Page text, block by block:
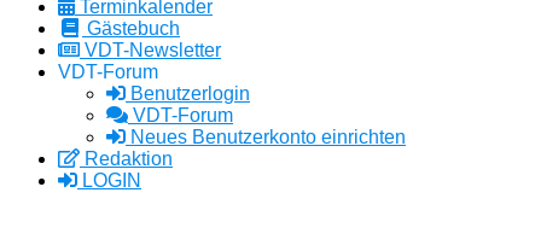
Terminkalender
Gästebuch
VDT-Newsletter
VDT-Forum
Benutzerlogin
VDT-Forum
Neues Benutzerkonto einrichten
Redaktion
LOGIN